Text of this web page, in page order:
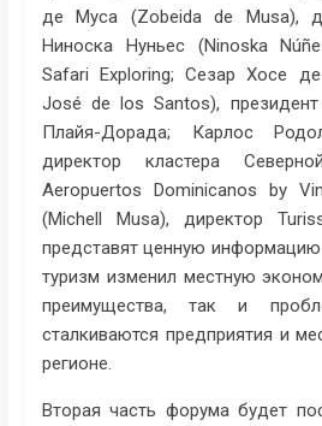
де Муса (Zobeida de Musa),
Ниноска Нуньес (Ninoska
Safari Exploring; Сезар Хосе
José de los Santos),
Плайя-Дорада; Карлос
директор кластера
Aeropuertos Dominicanos by
(Michell Musa), директор
представят ценную
туризм изменил местную
преимущества, так и
сталкиваются предприятия и
регионе.
Вторая часть форума будет